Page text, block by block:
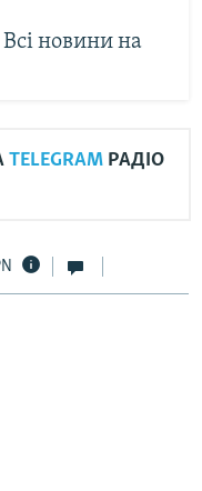
Всі новини на
TELEGRAM РАДІО